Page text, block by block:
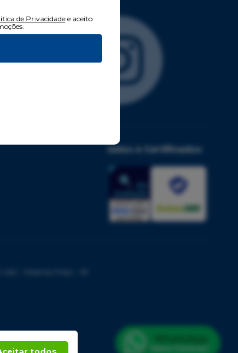
Selos e Certificados
de Privacidadee aceito
todos